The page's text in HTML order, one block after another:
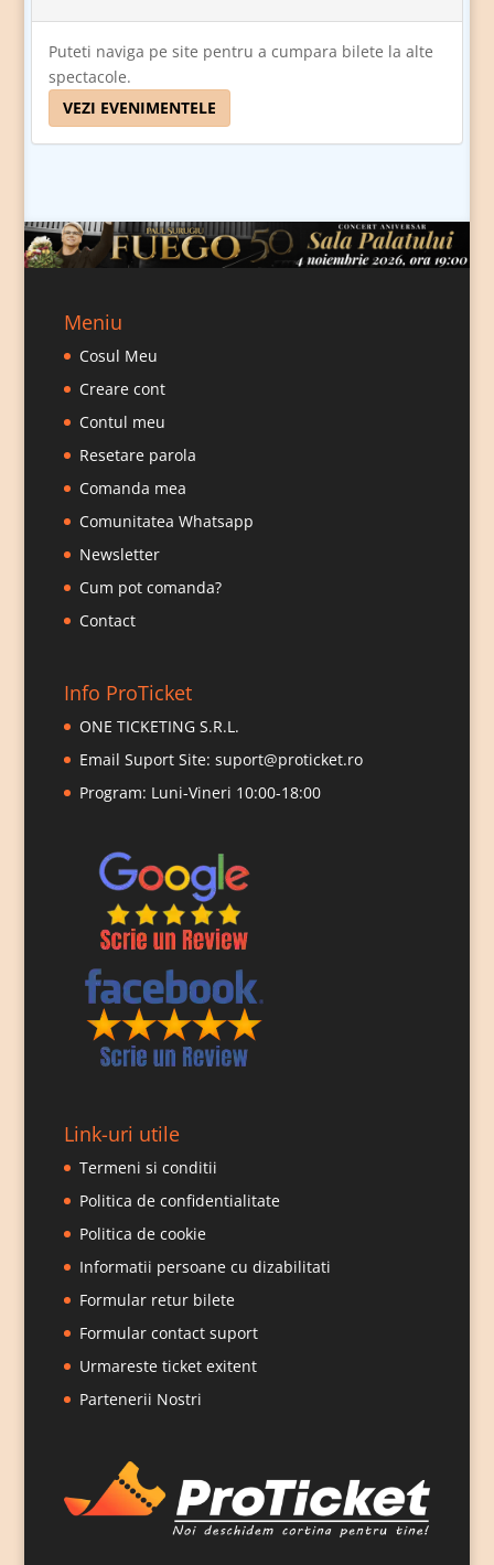
Puteti naviga pe site pentru a cumpara bilete la alte
spectacole.
VEZI EVENIMENTELE
Meniu
Cosul Meu
Creare cont
Contul meu
Resetare parola
Comanda mea
Comunitatea Whatsapp
Newsletter
Cum pot comanda?
Contact
Info ProTicket
ONE TICKETING S.R.L.
Email Suport Site: suport@proticket.ro
Program: Luni-Vineri 10:00-18:00
Link-uri utile
Termeni si conditii
Politica de confidentialitate
Politica de cookie
Informatii persoane cu dizabilitati
Formular retur bilete
Formular contact suport
Urmareste ticket exitent
Partenerii Nostri